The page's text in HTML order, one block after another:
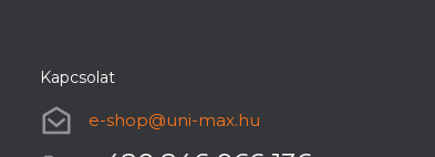
Kapcsolat
e-shop@uni-max.hu